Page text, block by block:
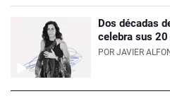
Dos décadas
celebra sus
POR JAVIER